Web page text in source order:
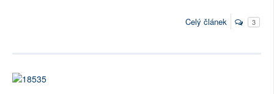
Celý článek 3